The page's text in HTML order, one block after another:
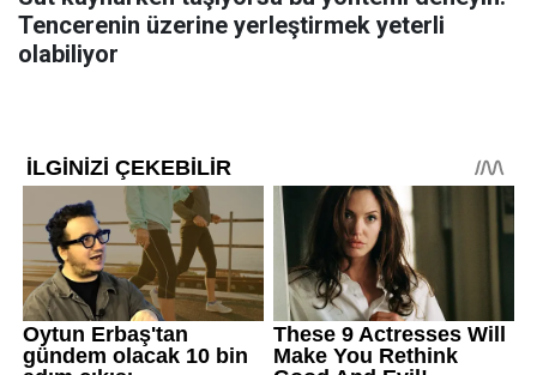
Tencerenin üzerine yerleştirmek yeterli
olabiliyor